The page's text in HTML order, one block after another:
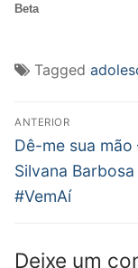
Beta
Tagged
Navegação
de
Post
ANTERIOR
Post
anterior:
Dê-me sua mão
Silvana Barbosa
#VemAí
Deixe um